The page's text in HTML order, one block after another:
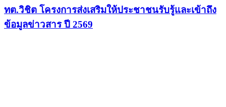
ทต.วิชิต โครงการส่งเสริมให้ประชาชนรับรู้และเข้าถึง
ข้อมูลข่าวสาร ปี 2569